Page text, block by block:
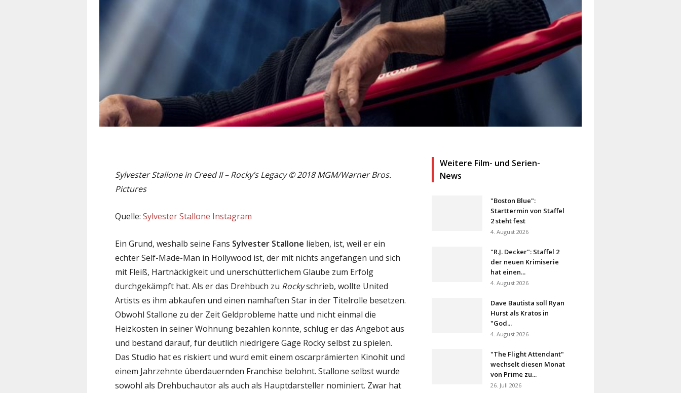
Sylvester Stallone in Creed II – Rocky’s Legacy © 2018 MGM/Warner Bros.
Pictures
Quelle: Sylvester Stallone Instagram
Ein Grund, weshalb seine Fans Sylvester Stallone lieben, ist, weil er ein
echter Self-Made-Man in Hollywood ist, der mit nichts angefangen und sich
mit Fleiß, Hartnäckigkeit und unerschütterlichem Glaube zum Erfolg
durchgekämpft hat. Als er das Drehbuch zu Rockyschrieb, wollte United
Artists es ihm abkaufen und einen namhaften Star in der Titelrolle besetzen.
Obwohl Stallone zu der Zeit Geldprobleme hatte und nicht einmal die
Heizkosten in seiner Wohnung bezahlen konnte, schlug er das Angebot aus
und bestand darauf, für deutlich niedrigere Gage Rocky selbst zu spielen.
Das Studio hat es riskiert und wurd emit einem oscarprämierten Kinohit und
einem Jahrzehnte überdauernden Franchise belohnt. Stallone selbst wurde
sowohl als Drehbuchautor als auch als Hauptdarsteller nominiert. Zwar hat
Weitere Film- und Serien-
News
"Boston Blue":
Starttermin von Staffel
2 steht fest
4. August 2026
"R.J. Decker": Staffel 2
der neuen Krimiserie
hat einen...
4. August 2026
Dave Bautista soll Ryan
Hurst als Kratos in
"God...
4. August 2026
"The Flight Attendant"
wechselt diesen Monat
von Prime zu...
26. Juli 2026